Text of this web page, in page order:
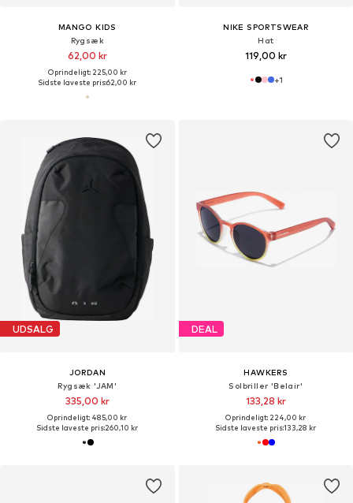
MANGO KIDS
Rygsæk
62,00 kr
Oprindeligt: 225,00 kr
Sidste laveste pris:62,00 kr
NIKE SPORTSWEAR
Hat
119,00 kr
+1
UDSALG
JORDAN
Rygsæk 'JAM'
335,00 kr
Oprindeligt: 485,00 kr
Sidste laveste pris:260,10 kr
DEAL
HAWKERS
Solbriller 'Belair'
133,28 kr
Oprindeligt: 224,00 kr
Sidste laveste pris:133,28 kr